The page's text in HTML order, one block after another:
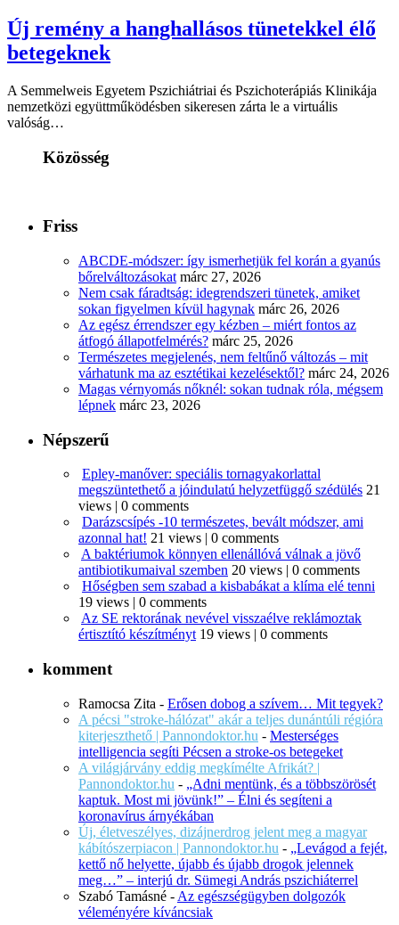
Új remény a hanghallásos tünetekkel élő
betegeknek
A Semmelweis Egyetem Pszichiátriai és Pszichoterápiás Klinikája
nemzetközi együttműködésben sikeresen zárta le a virtuális
valóság…
Közösség
Friss
ABCDE‑módszer: így ismerhetjük fel korán a gyanús
bőrelváltozásokat márc 27, 2026
Nem csak fáradtság: idegrendszeri tünetek, amiket
sokan figyelmen kívül hagynak márc 26, 2026
Az egész érrendszer egy kézben – miért fontos az
átfogó állapotfelmérés? márc 25, 2026
Természetes megjelenés, nem feltűnő változás – mit
várhatunk ma az esztétikai kezelésektől? márc 24, 2026
Magas vérnyomás nőknél: sokan tudnak róla, mégsem
lépnek márc 23, 2026
Népszerű
Epley-manőver: speciális tornagyakorlattal
megszüntethető a jóindulatú helyzetfüggő szédülés 21
views | 0 comments
Darázscsípés -10 természetes, bevált módszer, ami
azonnal hat! 21 views | 0 comments
A baktériumok könnyen ellenállóvá válnak a jövő
antibiotikumaival szemben 20 views | 0 comments
Hőségben sem szabad a kisbabákat a klíma elé tenni
19 views | 0 comments
Az SE rektorának nevével visszaélve reklámoztak
értisztító készítményt 19 views | 0 comments
komment
Ramocsa Zita - Erősen dobog a szívem… Mit tegyek?
A pécsi "stroke-hálózat" akár a teljes dunántúli régióra
kiterjeszthető | Pannondoktor.hu - Mesterséges
intelligencia segíti Pécsen a stroke-os betegeket
A világjárvány eddig megkímélte Afrikát? |
Pannondoktor.hu - „Adni mentünk, és a többszörösét
kaptuk. Most mi jövünk!” – Élni és segíteni a
koronavírus árnyékában
Új, életveszélyes, dizájnerdrog jelent meg a magyar
kábítószerpiacon | Pannondoktor.hu - „Levágod a fejét,
kettő nő helyette, újabb és újabb drogok jelennek
meg…” – interjú dr. Sümegi András pszichiáterrel
Szabó Tamásné - Az egészségügyben dolgozók
véleményére kíváncsiak